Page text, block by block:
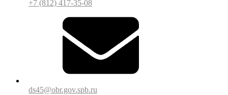
+7 (812) 417-35-08
ds45@obr.gov.spb.ru